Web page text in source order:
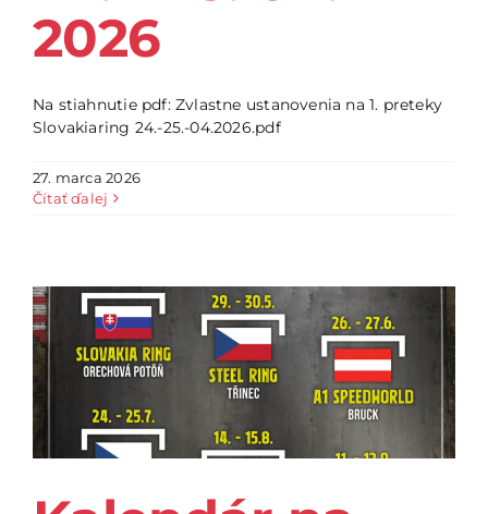
2026
Na stiahnutie pdf: Zvlastne ustanovenia na 1. preteky
Slovakiaring 24.-25.-04.2026.pdf
27. marca 2026
Čítať ďalej